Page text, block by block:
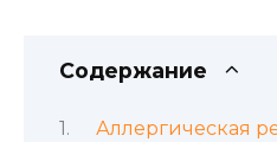
Содержание
Аллергическая